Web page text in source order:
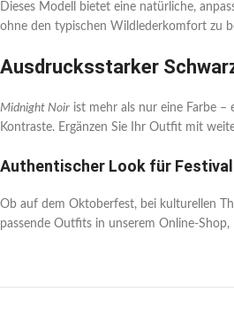
Dieses Modell bietet eine natürliche,
ohne den typischen Wildlederkomfort zu
Ausdrucksstarker
Midnight Noir ist mehr als nur eine Farbe
Kontraste. Ergänzen Sie Ihr Outfit mit
Authentischer Look für
Ob auf dem Oktoberfest, bei kulturellen
passende Outfits in unserem Online-Shop,